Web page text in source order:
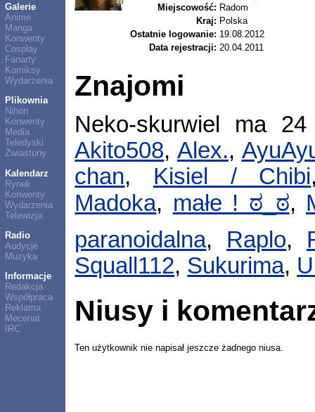
Galerie
Anime
Manga
Konwenty
Cosplay
Fanarty
Komiksy
Wydarzenia
Plikownia
Nihon
Konwenty
Media
Teledyski
Zwiastuny
Kalendarz
Rynek
Konwenty
Wydarzenia
Telewizja
Radio
Audycje
Muzyka
Informacje
Redakcja
Współpraca
Reklama
Mecenat
IRC
Miejscowość: Radom
Kraj: Polska
Ostatnie logowanie: 19.08.2012
Data rejestracji: 20.04.2011
Znajomi
Neko-skurwiel ma
Akito508, Alex.,
chan, Kisiel / Chibi
Madoka, małe ! ಠ_ಠ,
paranoidalna, Raplo,
Squall112, Sukurima,
Niusy i
Ten użytkownik nie napisał jeszcze żadnego niusa.